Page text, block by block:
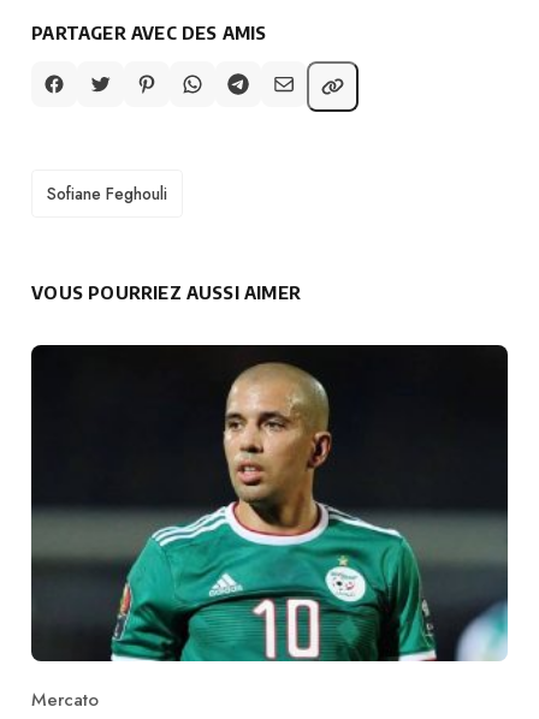
PARTAGER AVEC DES AMIS
TAGS
Sofiane Feghouli
VOUS POURRIEZ AUSSI AIMER
Category
Mercato